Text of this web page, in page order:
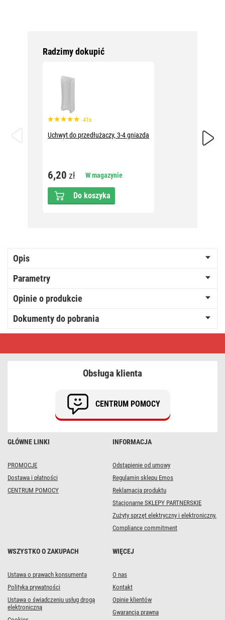
Radzimy dokupić
41x
Uchwyt do przedłużaczy, 3-4 gniazda
6,20 zł W magazynie
Do koszyka
Opis
Parametry
Opinie o produkcie
Dokumenty do pobrania
GŁÓWNE LINKI
PROMOCJE
Dostawa i płatności
CENTRUM POMOCY
INFORMACJA
Odstąpienie od umowy
Regulamin sklepu Emos
Reklamacja produktu
Stacjonarne SKLEPY PARTNERSKIE
Zużyty sprzęt elektryczny i elektroniczny.
Compliance commitment
WSZYSTKO O ZAKUPACH
Ustawa o prawach konsumenta
Polityka prywatności
Ustawa o świadczeniu usług drogą
elektroniczną
WIĘCEJ
O nas
Kontakt
Opinie klientów
Gwarancja prawna
Obsługa klienta
CENTRUM POMOCY